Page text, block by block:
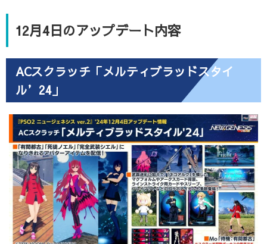
12月4日のアップデート内容
ACスクラッチ「メルティブラッドスタイ
ル’24」